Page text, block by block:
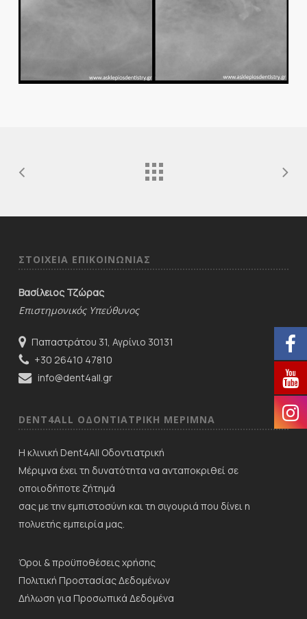
ΣΤΟΙΧΕΙΑ ΕΠΙΚΟΙΝΩΝΙΑΣ
Βασίλειος Τζώρας
Επιστημονικός Υπεύθυνος
Παπαστράτου 31, Αγρίνιο 30131
+30 26410 47810
info@dent4all.gr
DENT4ALL ΟΔΟΝΤΙΑΤΡΙΚΗ ΜΕΡΙΜNΑ
Η κλινική Dent4All Οδοντιατρική
Μέριμνα έχει τη δυνατότητα να ανταποκριθεί σε
οποιοδήποτε ζήτημά
σας με την εμπιστοσύνη και τη σιγουριά που δίνει η
πολυετής εμπειρία μας.
Όροι & προϋποθέσεις χρήσης
Πολιτική Προστασίας Δεδομένων
Δήλωση για Προσωπικά Δεδομένα